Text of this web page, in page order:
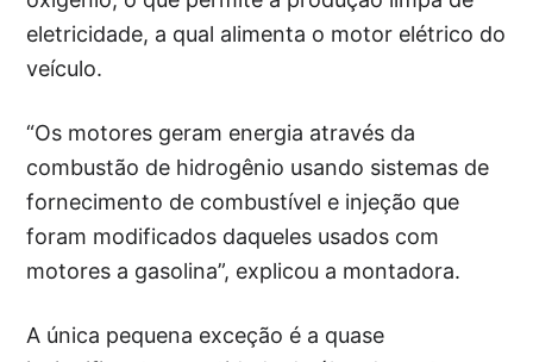
eletricidade, a qual alimenta o motor elétrico do
veículo.
“Os motores geram energia através da
combustão de hidrogênio usando sistemas de
fornecimento de combustível e injeção que
foram modificados daqueles usados com
motores a gasolina”, explicou a montadora.
A única pequena exceção é a quase